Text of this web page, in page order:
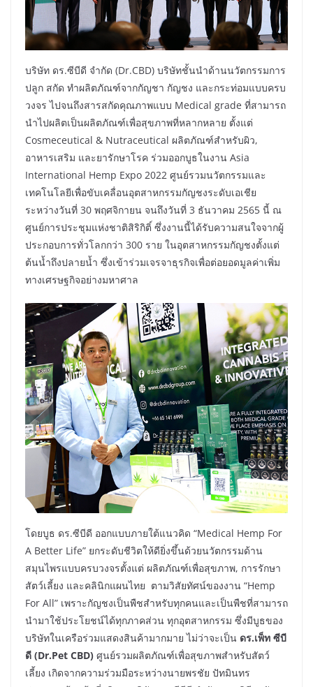
บริษัท ดร.ซีบีดี จำกัด (Dr.CBD) บริษัทชั้นนำด้านนวัตกรรมการ
ปลูก สกัด ทำผลิตภัณฑ์จากกัญชา กัญชง และกระท่อมแบบครบ
วงจร ไปจนถึงสารสกัดคุณภาพแบบ Medical grade ที่สามารถ
นำไปผลิตเป็นผลิตภัณฑ์เพื่อสุขภาพที่หลากหลาย ตั้งแต่
Cosmeceutical & Nutraceutical ผลิตภัณฑ์สำหรับผิว,
อาหารเสริม และยารักษาโรค ร่วมออกบูธในงาน Asia
International Hemp Expo 2022 ศูนย์รวมนวัตกรรมและ
เทคโนโลยีเพื่อขับเคลื่อนอุตสาหกรรมกัญชงระดับเอเชีย
ระหว่างวันที่ 30 พฤศจิกายน จนถึงวันที่ 3 ธันวาคม 2565 นี้ ณ
ศูนย์การประชุมแห่งชาติสิริกิติ์ ซึ่งงานนี้ได้รับความสนใจจากผู้
ประกอบการทั่วโลกกว่า 300 ราย ในอุตสาหกรรมกัญชงตั้งแต่
ต้นน้ำถึงปลายน้ำ ซึ่งเข้าร่วมเจรจาธุรกิจเพื่อต่อยอดมูลค่าเพิ่ม
ทางเศรษฐกิจอย่างมหาศาล
โดยบูธ ดร.ซีบีดี ออกแบบภายใต้แนวคิด “Medical Hemp For
A Better Life” ยกระดับชีวิตให้ดียิ่งขึ้นด้วยนวัตกรรมด้าน
สมุนไพรแบบครบวงจรตั้งแต่ ผลิตภัณฑ์เพื่อสุขภาพ, การรักษา
สัตว์เลี้ยง และคลินิกแผนไทย ตามวิสัยทัศน์ของงาน “Hemp
For All” เพราะกัญชงเป็นพืชสำหรับทุกคนและเป็นพืชที่สามารถ
นำมาใช้ประโยชน์ได้ทุกภาคส่วน ทุกอุตสาหกรรม ซึ่งมีบูธของ
บริษัทในเครือร่วมแสดงสินค้ามากมาย ไม่ว่าจะเป็น ดร.เพ็ท ซีบี
ดี (Dr.Pet CBD) ศูนย์รวมผลิตภัณฑ์เพื่อสุขภาพสำหรับสัตว์
เลี้ยง เกิดจากความร่วมมือระหว่างนายพรชัย ปัทมินทร